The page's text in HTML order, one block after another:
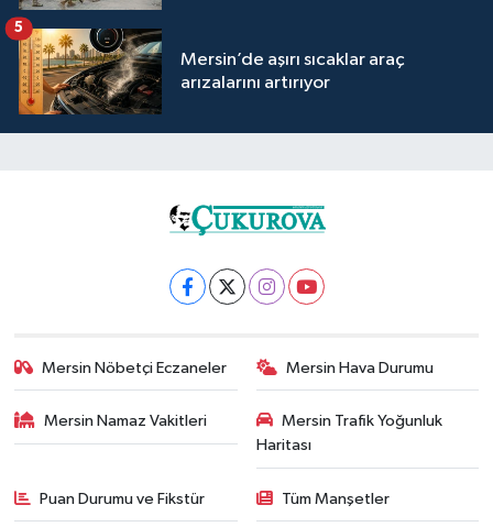
Mersin’de aşırı sıcaklar araç
arızalarını artırıyor
5
Mersin Nöbetçi Eczaneler Mersin Hava Durumu
Mersin Namaz Vakitleri
Mersin Trafik Yoğunluk
Haritası
Puan Durumu ve Fikstür Tüm Manşetler